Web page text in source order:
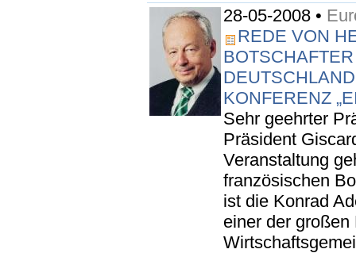
28-05-2008 •
REDE VON
KONFERENZ
Sehr geehrter
Präsident
Veranstaltung
französischen
ist die Konrad
einer der